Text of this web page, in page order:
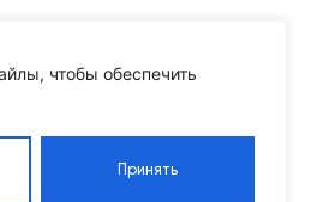
чтобы обеспечить
Принять